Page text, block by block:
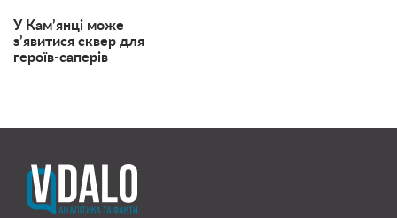
У Кам’янці може
з’явитися сквер для
героїв-саперів